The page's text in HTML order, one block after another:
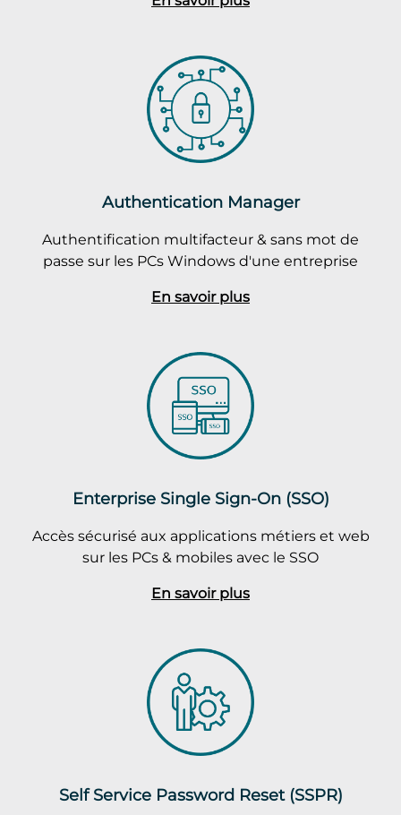
Authentication Manager
Authentification multifacteur & sans mot de
passe sur les PCs Windows d'une entreprise
En savoir plus
Enterprise Single Sign-On (SSO)
Accès sécurisé aux applications métiers et web
sur les PCs & mobiles avec le SSO
En savoir plus
Self Service Password Reset (SSPR)